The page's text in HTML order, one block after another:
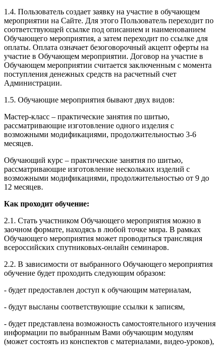
1.4. Пользователь создает заявку на участие в обучающем
мероприятии на Сайте. Для этого Пользователь переходит по
соответствующей ссылке под описанием и наименованием
Обучающего мероприятия, а затем переходит по ссылке для
оплаты. Оплата означает безоговорочный акцепт оферты на
участие в Обучающем мероприятии. Договор на участие в
Обучающем мероприятии считается заключенным с момента
поступления денежных средств на расчетный счет
Администрации.
1.5. Обучающие мероприятия бывают двух видов:
Мастер-класс – практические занятия по шитью,
рассматривающие изготовление одного изделия с
возможными модификациями, продолжительностью 3-6
месяцев.
Обучающий курс – практические занятия по шитью,
рассматривающие изготовление нескольких изделий с
возможными модификациями, продолжительностью от 9 до
12 месяцев.
Как проходит обучение:
2.1. Стать участником Обучающего мероприятия можно в
заочном формате, находясь в любой точке мира. В рамках
Обучающего мероприятия может проводиться трансляция
всероссийских спутниковых-онлайн семинаров.
2.2. В зависимости от выбранного Обучающего мероприятия
обучение будет проходить следующим образом:
- будет предоставлен доступ к обучающим материалам,
- будут высланы соответствующие ссылки к записям,
- будет представлена возможность самостоятельного изучения
информации по выбранным Вами обучающим модулям
(может состоять из конспектов с материалами, видео-уроков),